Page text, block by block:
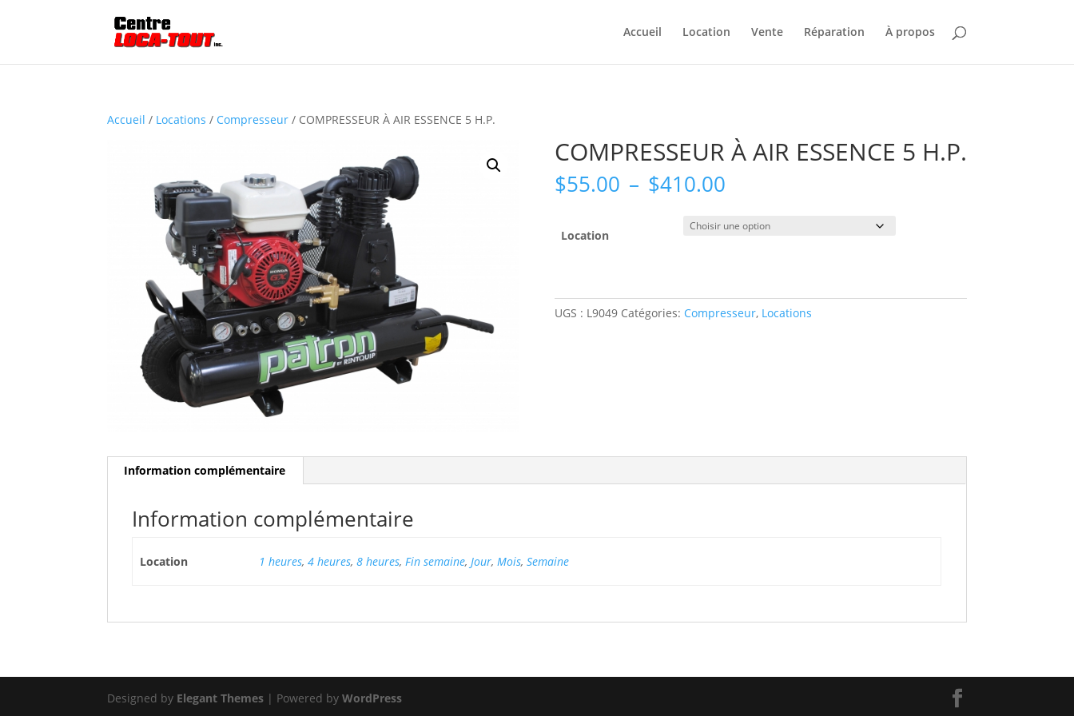
Accueil Location Vente Réparation À propos
Accueil / Locations / Compresseur / COMPRESSEUR À AIR ESSENCE 5 H.P.
COMPRESSEUR À AIR ESSENCE 5 H.P.
$55.00 – $410.00Plage
prix :
$55.00
Location
UGS : L9049 Catégories: Compresseur, Locations
Information complémentaire
Information complémentaire
Location 1 heures, 4 heures, 8 heures, Fin semaine, Jour, Mois, Semaine
Designed by Elegant Themes | Powered byWordPress